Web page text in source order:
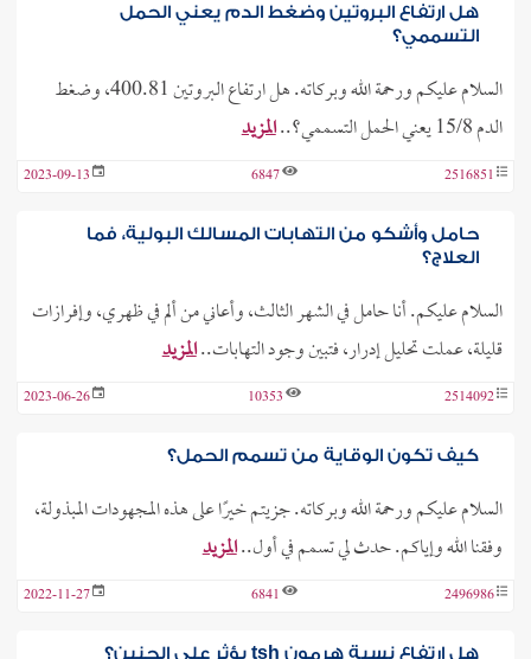
هل ارتفاع البروتين وضغط الدم يعني الحمل
التسممي؟
السلام عليكم ورحمة الله وبركاته. هل ارتفاع البروتين 400.81، وضغط
الدم 15/8 يعني الحمل التسممي؟..
المزيد
2516851
6847
2023-09-13
حامل وأشكو من التهابات المسالك البولية، فما
العلاج؟
السلام عليكم. أنا حامل في الشهر الثالث، وأعاني من ألم في ظهري، وإفرازات
قليلة، عملت تحليل إدرار، فتبين وجود التهابات..المزيد
2514092
10353
2023-06-26
كيف تكون الوقاية من تسمم الحمل؟
السلام عليكم ورحمة الله وبركاته. جزيتم خيرًا على هذه المجهودات المبذولة،
وفقنا الله وإياكم. حدث لي تسمم في أول..المزيد
2496986
6841
2022-11-27
هل ارتفاع نسبة هرمون tsh يؤثر على الجنين؟